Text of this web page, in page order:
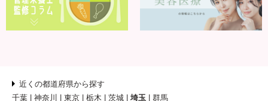
近くの都道府県から探す
千葉
神奈川 東京 栃木 茨城 埼玉 群馬